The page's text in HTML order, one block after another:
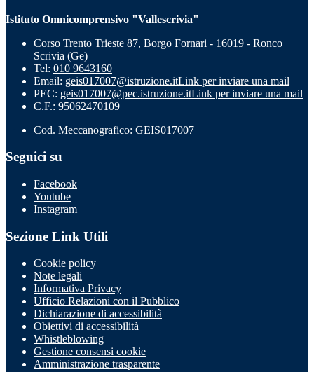
Istituto Omnicomprensivo "Vallescrivia"
Corso Trento Trieste 87, Borgo Fornari - 16019 - Ronco
Scrivia (Ge)
Tel: 010 9643160
Email: geis017007@istruzione.itLink per inviare una mail
PEC: geis017007@pec.istruzione.itLink per inviare una mail
C.F.: 95062470109
Cod. Meccanografico: GEIS017007
Seguici su
Facebook
Youtube
Instagram
Sezione Link Utili
Cookie policy
Note legali
Informativa Privacy
Ufficio Relazioni con il Pubblico
Dichiarazione di accessibilità
Obiettivi di accessibilità
Whistleblowing
Gestione consensi cookie
Amministrazione trasparente